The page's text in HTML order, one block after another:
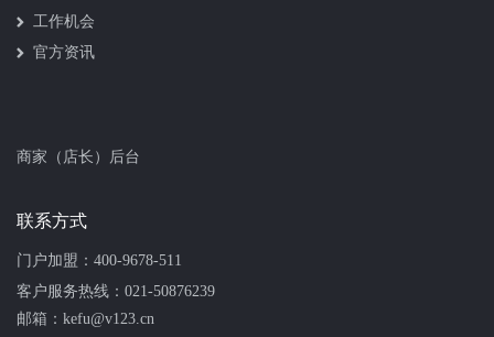
工作机会
官方资讯
商家（店长）后台
联系方式
门户加盟： 400-9678-511
客户服务热线： 021-50876239
邮箱：kefu@v123.cn